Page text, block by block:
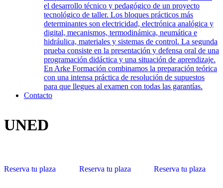
el desarrollo técnico y pedagógico de un proyecto
tecnológico de taller. Los bloques prácticos más
determinantes son electricidad, electrónica analógica y
digital, mecanismos, termodinámica, neumática e
hidráulica, materiales y sistemas de control. La segunda
prueba consiste en la presentación y defensa oral de una
programación didáctica y una situación de aprendizaje.
En Arke Formación combinamos la preparación teórica
con una intensa práctica de resolución de supuestos
para que llegues al examen con todas las garantías.
Contacto
UNED
Reserva tu plaza Reserva tu plaza Reserva tu plaza